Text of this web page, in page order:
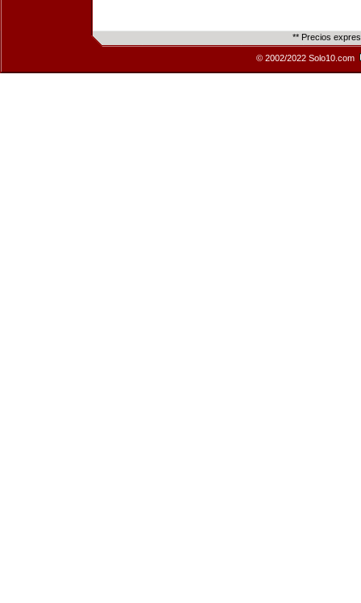
** Precios
© 2002/2022 Solo10.com